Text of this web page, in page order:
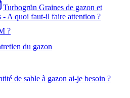
Turbogrün Graines de gazon et
- A quoi faut-il faire attention ?
?
du gazon
de sable à gazon ai-je besoin ?